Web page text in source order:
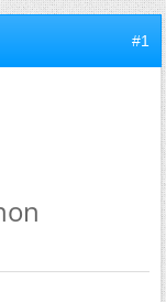
#1